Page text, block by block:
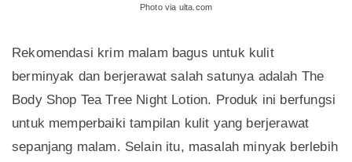
Photo via ulta.com
Rekomendasi krim malam bagus untuk kulit
berminyak dan berjerawat salah satunya adalah The
Body Shop Tea Tree Night Lotion. Produk ini berfungsi
untuk memperbaiki tampilan kulit yang berjerawat
sepanjang malam. Selain itu, masalah minyak berlebih